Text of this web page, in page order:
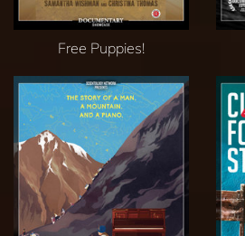
Free Puppies!